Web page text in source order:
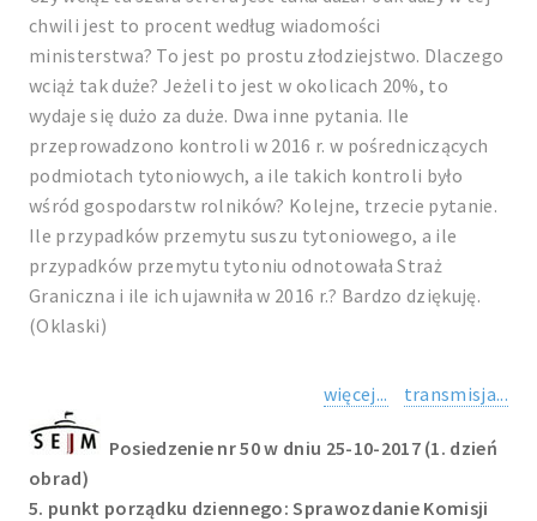
chwili jest to procent według wiadomości
ministerstwa? To jest po prostu złodziejstwo. Dlaczego
wciąż tak duże? Jeżeli to jest w okolicach 20%, to
wydaje się dużo za duże. Dwa inne pytania. Ile
przeprowadzono kontroli w 2016 r. w pośredniczących
podmiotach tytoniowych, a ile takich kontroli było
wśród gospodarstw rolników? Kolejne, trzecie pytanie.
Ile przypadków przemytu suszu tytoniowego, a ile
przypadków przemytu tytoniu odnotowała Straż
Graniczna i ile ich ujawniła w 2016 r.? Bardzo dziękuję.
(Oklaski)
więcej... transmisja...
Posiedzenie nr 50 w dniu 25-10-2017 (1. dzień
obrad)
5. punkt porządku dziennego: Sprawozdanie Komisji